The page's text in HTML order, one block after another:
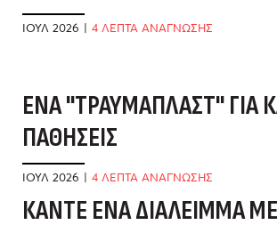
ΙΟΎΛ 2026 | 4 ΛΕΠΤΑ ΑΝΑΓΝΩΣΗΣ
ΈΝΑ "ΤΡΑΥΜΑΠΛΆΣΤ" ΓΙΑ
ΠΑΘΉΣΕΙΣ
ΙΟΎΛ 2026 | 4 ΛΕΠΤΑ ΑΝΑΓΝΩΣΗΣ
ΚΆΝΤΕ ΈΝΑ ΔΙΆΛΕΙΜΜΑ